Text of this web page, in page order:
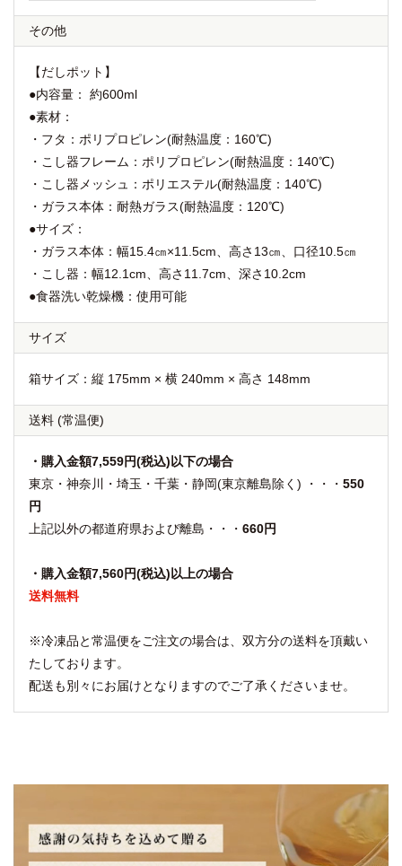
その他
【だしポット】
●内容量： 約600ml
●素材：
・フタ：ポリプロピレン(耐熱温度：160℃)
・こし器フレーム：ポリプロピレン(耐熱温度：140℃)
・こし器メッシュ：ポリエステル(耐熱温度：140℃)
・ガラス本体：耐熱ガラス(耐熱温度：120℃)
●サイズ：
・ガラス本体：幅15.4㎝×11.5cm、高さ13㎝、口径10.5㎝
・こし器：幅12.1cm、高さ11.7cm、深さ10.2cm
●食器洗い乾燥機：使用可能
サイズ
箱サイズ：縦 175mm × 横 240mm × 高さ 148mm
送料 (常温便)
・購入金額7,559円(税込)以下の場合
東京・神奈川・埼玉・千葉・静岡(東京離島除く) ・・・ 550
円
上記以外の都道府県および離島・・・ 660円
・購入金額7,560円(税込)以上の場合
送料無料
※冷凍品と常温便をご注文の場合は、双方分の送料を頂戴い
たしております。
配送も別々にお届けとなりますのでご了承くださいませ。